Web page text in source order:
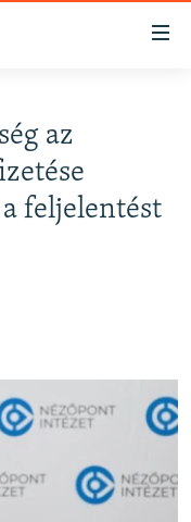
az
feljelentést